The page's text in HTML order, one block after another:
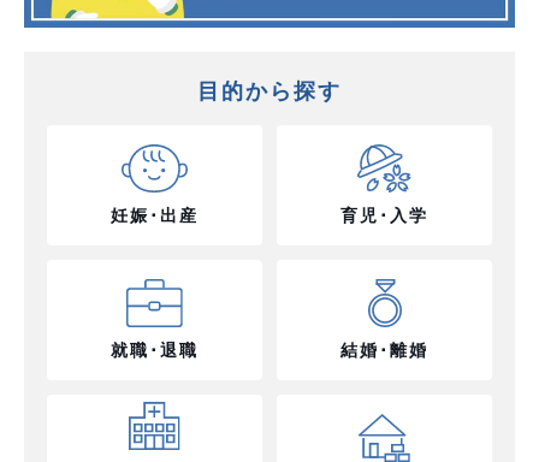
目的から探す
妊娠･出産 育児･入学
就職･退職 結婚･離婚